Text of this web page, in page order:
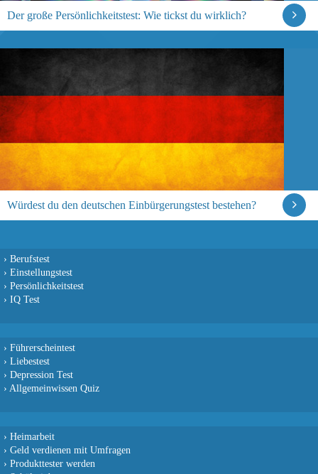
Der große Persönlichkeitstest: Wie tickst du wirklich?
Würdest du den deutschen Einbürgerungstest bestehen?
› Berufstest
› Einstellungstest
› Persönlichkeitstest
› IQ Test
› Führerscheintest
› Liebestest
› Depression Test
› Allgemeinwissen Quiz
› Heimarbeit
› Geld verdienen mit Umfragen
› Produkttester werden